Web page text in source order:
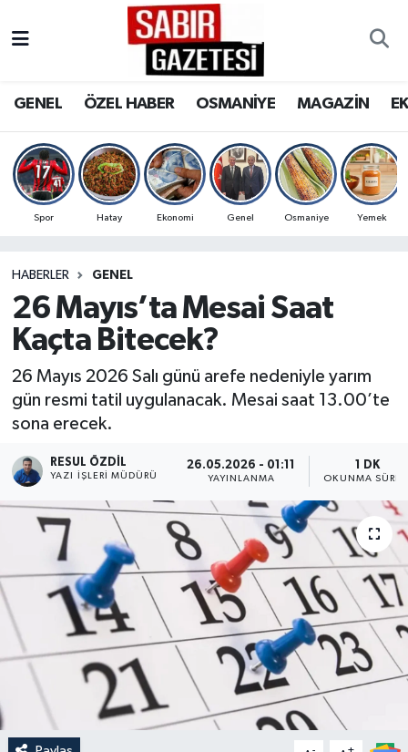
GENEL ÖZEL HABER OSMANİYE MAGAZİN
Spor Hatay Ekonomi Genel Osmaniye Yemek
HABERLER GENEL
26 Mayıs’ta Mesai Saat
Kaçta Bitecek?
26 Mayıs 2026 Salı günü arefe nedeniyle yarım
gün resmi tatil uygulanacak. Mesai saat 13.00’te
sona erecek.
RESUL ÖZDIL
YAZI İŞLERI MÜDÜRÜ
26.05.2026 - 01:11
YAYINLANMA
1 DK
OKUNMA
OSMANİYE
MAGAZİN
SPOR
RESMİ İLANLAR
Osmaniye Nöbetçi Eczaneler
Osmaniye Trafik Yoğunluk Haritası
Süper Lig Puan Durumu ve Fikstür
Son Dakika Haberleri
Haber Arşivi